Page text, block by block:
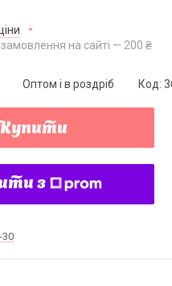
на сайті — 200 ₴
Оптом і в роздріб Код:
з
30